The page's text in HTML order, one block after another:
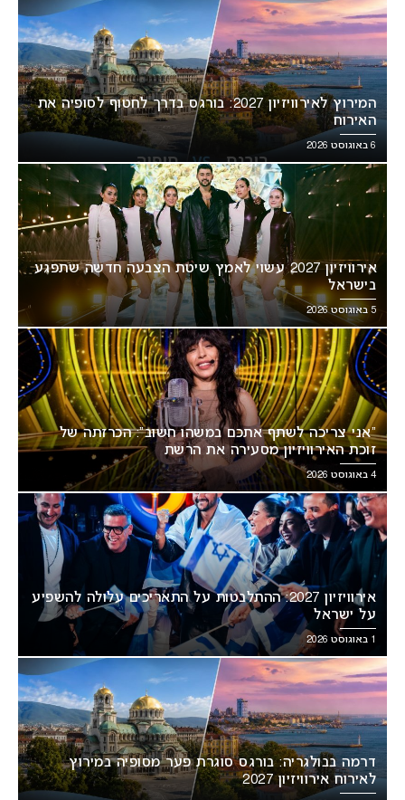
המירוץ לאירוויזיון 2027: בורגס בדרך לחטוף לסופיה את
האירוח
6 באוגוסט 2026
אירוויזיון 2027 עשוי לאמץ שיטת הצבעה חדשה שתפגע
בישראל
5 באוגוסט 2026
“אני צריכה לשתף אתכם במשהו חשוב”: הכרזתה של
זוכת האירוויזיון מסעירה את הרשת
4 באוגוסט 2026
אירוויזיון 2027: ההתלבטות על התאריכים עלולה להשפיע
על ישראל
1 באוגוסט 2026
דרמה בבולגריה: בורגס סוגרת פער מסופיה במירוץ
לאירוח אירוויזיון 2027